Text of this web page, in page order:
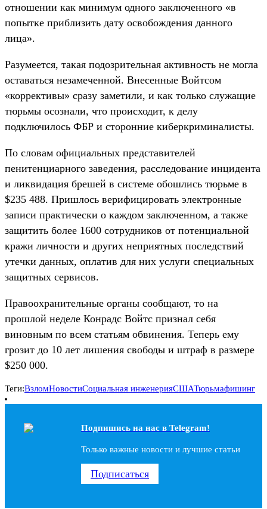
отношении как минимум одного заключенного «в
попытке приблизить дату освобождения данного
лица».
Разумеется, такая подозрительная активность не могла
оставаться незамеченной. Внесенные Войтсом
«коррективы» сразу заметили, и как только служащие
тюрьмы осознали, что происходит, к делу
подключилось ФБР и сторонние киберкриминалисты.
По словам официальных представителей
пенитенциарного заведения, расследование инцидента
и ликвидация брешей в системе обошлись тюрьме в
$235 488. Пришлось верифицировать электронные
записи практически о каждом заключенном, а также
защитить более 1600 сотрудников от потенциальной
кражи личности и других неприятных последствий
утечки данных, оплатив для них услуги специальных
защитных сервисов.
Правоохранительные органы сообщают, то на
прошлой неделе Конрадс Войтс признал себя
виновным по всем статьям обвинения. Теперь ему
грозит до 10 лет лишения свободы и штраф в размере
$250 000.
Теги:ВзломНовостиСоциальная инженерияСШАТюрьмафишинг
Подпишись на наc в Telegram!
Только важные новости и лучшие статьи
Подписаться